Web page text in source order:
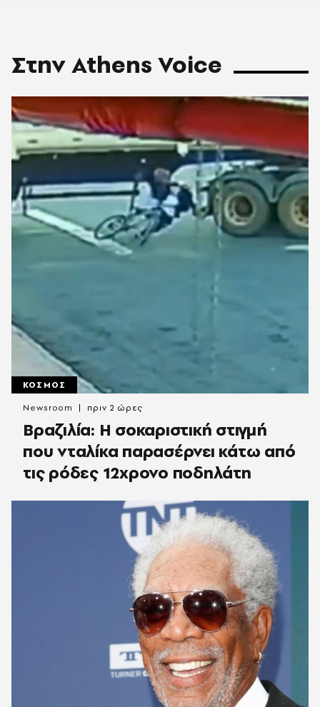
Στην Athens Voice
ΚΟΣΜΟΣ
Βραζιλία: Η σοκαριστική στιγμή
που νταλίκα παρασέρνει κάτω από
τις ρόδες 12χρονο ποδηλάτη
Newsroom πριν 2 ώρες